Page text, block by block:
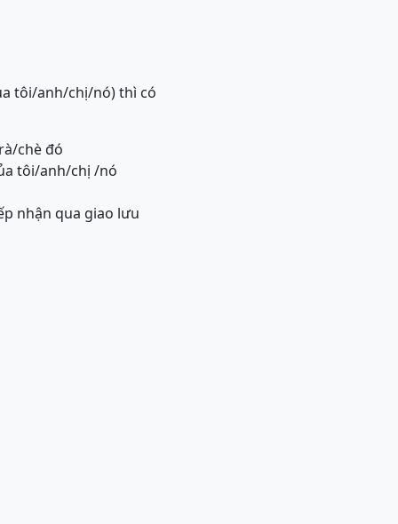
tôi/anh/chị/nó) thì có
chè đó
tôi/anh/chị /nó
nhận qua giao lưu